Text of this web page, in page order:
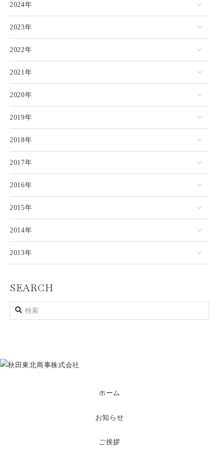
2024年
2023年
2022年
2021年
2020年
2019年
2018年
2017年
2016年
2015年
2014年
2013年
SEARCH
ホーム
お知らせ
ご挨拶